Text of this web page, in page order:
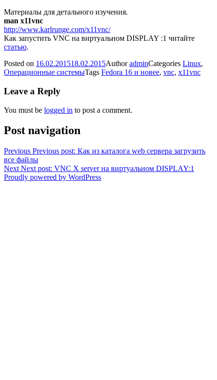
Материалы для детального изучения.
man x11vnc
http://www.karlrunge.com/x11vnc/
Как запустить VNC на виртуальном DISPLAY :1 читайте
статью.
Posted on 16.02.201518.02.2015AuthoradminCategories Linux,
Операционные системыTags Fedora 16 и новее, vnc, x11vnc
Leave a Reply
You must be logged in to post a comment.
Post navigation
Previous Previous post: Как из каталога web сервера загрузить
все файлы
Next Next post: VNC X server на виртуальном DISPLAY:1
Proudly powered by WordPress